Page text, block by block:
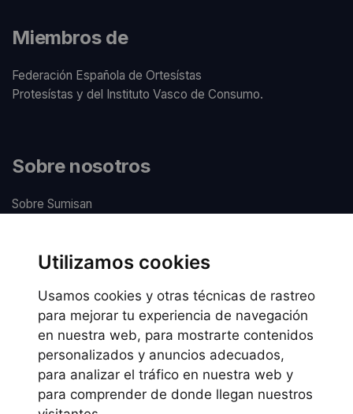
Utilizamos cookies
Usamos cookies y otras técnicas de rastreo
para mejorar tu experiencia de navegación
en nuestra web, para mostrarte contenidos
personalizados y anuncios adecuados,
para analizar el tráfico en nuestra web y
para comprender de donde llegan nuestros
Miembros de
Federación Española de Ortesístas
Protesístas y del Instituto Vasco de Consumo.
Sobre nosotros
Sobre Sumisan
Información legal
Preguntas frecuentes
Política de Cookies
Política de privacidad